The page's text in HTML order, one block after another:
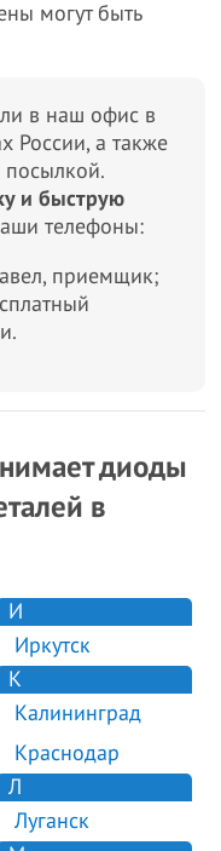
могут быть
в наш офис в
России, а также
посылкой.
и быструю
телефоны:
приемщик;
диоды
в
И
Иркутск
К
Калининград
Краснодар
Л
Луганск